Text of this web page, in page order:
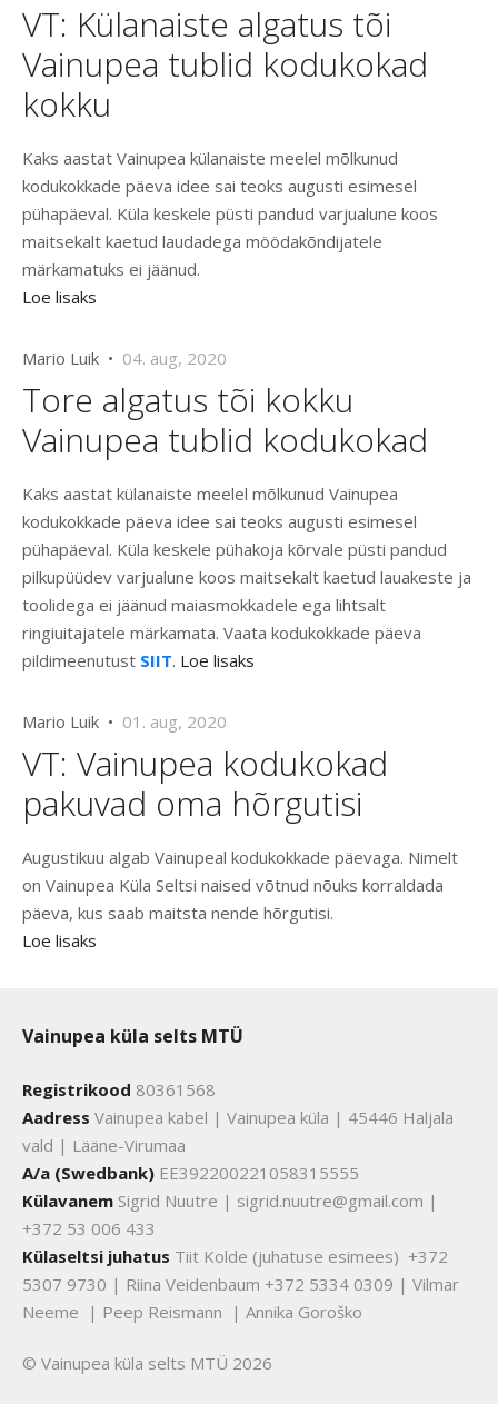
VT: Külanaiste algatus tõi
Vainupea tublid kodukokad
kokku
Kaks aastat Vainupea külanaiste meelel mõlkunud
kodukokkade päeva idee sai teoks augusti esimesel
pühapäeval. Küla keskele püsti pandud varjualune koos
maitsekalt kaetud laudadega möödakõndijatele
märkamatuks ei jäänud.
Loe lisaks
Mario Luik • 04. aug, 2020
Tore algatus tõi kokku
Vainupea tublid kodukokad
Kaks aastat külanaiste meelel mõlkunud Vainupea
kodukokkade päeva idee sai teoks augusti esimesel
pühapäeval. Küla keskele pühakoja kõrvale püsti pandud
pilkupüüdev varjualune koos maitsekalt kaetud lauakeste ja
toolidega ei jäänud maiasmokkadele ega lihtsalt
ringiuitajatele märkamata. Vaata kodukokkade päeva
pildimeenutust SIIT. Loe lisaks
Mario Luik • 01. aug, 2020
VT: Vainupea kodukokad
pakuvad oma hõrgutisi
Augustikuu algab Vainupeal kodukokkade päevaga. Nimelt
on Vainupea Küla Seltsi naised võtnud nõuks korraldada
päeva, kus saab maitsta nende hõrgutisi.
Loe lisaks
Vainupea küla selts MTÜ
Registrikood 80361568
Aadress Vainupea kabel | Vainupea küla | 45446 Haljala
vald | Lääne-Virumaa
A/a (Swedbank) EE392200221058315555
Külavanem Sigrid Nuutre | sigrid.nuutre@gmail.com |
+372 53 006 433
Külaseltsi juhatus Tiit Kolde (juhatuse esimees) +372
5307 9730 | Riina Veidenbaum +372 5334 0309 | Vilmar
Neeme | Peep Reismann | Annika Goroško
© Vainupea küla selts MTÜ 2026